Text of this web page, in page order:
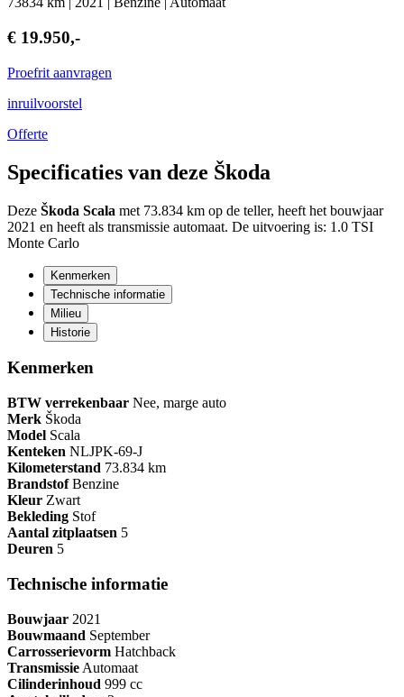
€ 19.950,-
Proefrit aanvragen
inruilvoorstel
Offerte
Specificaties van deze Škoda
Deze Škoda Scala met 73.834 km op de teller, heeft het bouwjaar
2021 en heeft als transmissie automaat. De uitvoering is: 1.0 TSI
Monte Carlo
Kenmerken
Technische informatie
Milieu
Historie
Kenmerken
BTW verrekenbaar Nee, marge auto
Merk Škoda
Model Scala
Kenteken NLJPK-69-J
Kilometerstand 73.834 km
Brandstof Benzine
Kleur Zwart
Bekleding Stof
Aantal zitplaatsen 5
Deuren 5
Technische informatie
Bouwjaar 2021
Bouwmaand September
Carrosserievorm Hatchback
Transmissie Automaat
Cilinderinhoud 999 cc